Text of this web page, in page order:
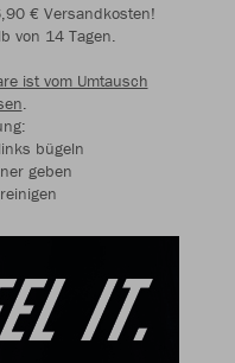
€ Versandkosten!
von 14 Tagen.
ist vom Umtausch
.
bügeln
geben